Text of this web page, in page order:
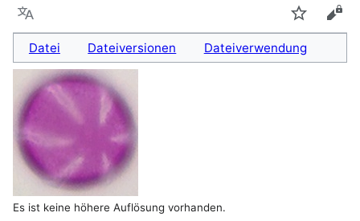
Sprache
Datei Dateiversionen Dateiverwendung
Es ist keine höhere Auflösung vorhanden.